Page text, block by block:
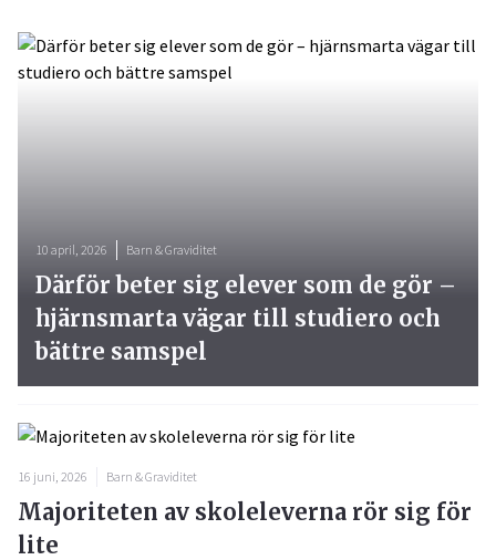
16 juni, 2026 Barn & Graviditet
Majoriteten av skoleleverna rör sig för
lite
10 april, 2026 Barn & Graviditet
Därför beter sig elever som de gör –
hjärnsmarta vägar till studiero och
bättre samspel